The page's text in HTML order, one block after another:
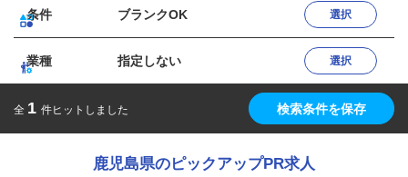
条件 ブランクOK 選択
業種 指定しない 選択
全 1 件ヒットしました 検索条件を保存
鹿児島県のピックアップPR求人